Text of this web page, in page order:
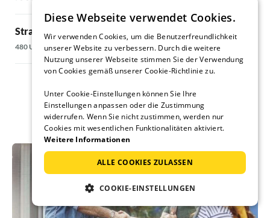
Strandurlaub in Baabe
480 Unterkünfte 363 Unterkünfte
Diese Webseite verwendet Cookies.
Wir verwenden Cookies, um die Benutzerfreundlichkeit
unserer Website zu verbessern. Durch die weitere
Nutzung unserer Webseite stimmen Sie der Verwendung
von Cookies gemäß unserer Cookie-Richtlinie zu.
Unter Cookie-Einstellungen können Sie Ihre
Einstellungen anpassen oder die Zustimmung
widerrufen. Wenn Sie nicht zustimmen, werden nur
Cookies mit wesentlichen Funktionalitäten aktiviert.
Weitere Informationen
ALLE COOKIES ZULASSEN
COOKIE-EINSTELLUNGEN